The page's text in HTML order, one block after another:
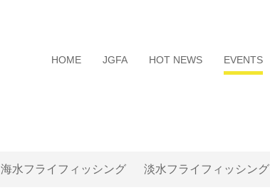
HOME JGFA HOT NEWS EVENTS
海水フライフィッシング 淡水フライフィッシング